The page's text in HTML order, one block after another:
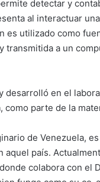
detectar y
al interactuar
es utilizado como
transmitida a un
desarrolló en el
como parte de la
de Venezuela,
aquel país.
colabora con el